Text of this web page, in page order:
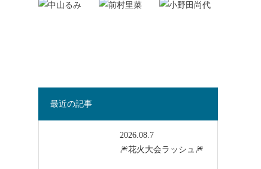
最近の記事
2026.08.7
🎆花火大会ラッシュ🎆